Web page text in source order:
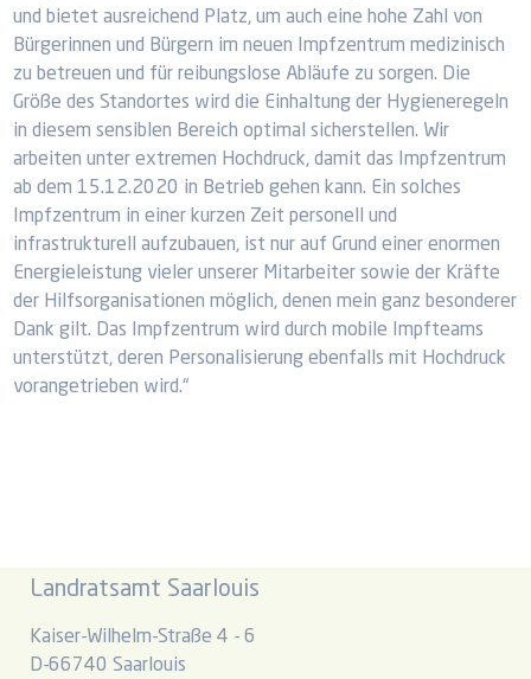
und bietet ausreichend Platz, um auch eine hohe Zahl von
Bürgerinnen und Bürgern im neuen Impfzentrum medizinisch
zu betreuen und für reibungslose Abläufe zu sorgen. Die
Größe des Standortes wird die Einhaltung der Hygieneregeln
in diesem sensiblen Bereich optimal sicherstellen. Wir
arbeiten unter extremen Hochdruck, damit das Impfzentrum
ab dem 15.12.2020 in Betrieb gehen kann. Ein solches
Impfzentrum in einer kurzen Zeit personell und
infrastrukturell aufzubauen, ist nur auf Grund einer enormen
Energieleistung vieler unserer Mitarbeiter sowie der Kräfte
der Hilfsorganisationen möglich, denen mein ganz besonderer
Dank gilt. Das Impfzentrum wird durch mobile Impfteams
unterstützt, deren Personalisierung ebenfalls mit Hochdruck
vorangetrieben wird.“
Landratsamt Saarlouis
Kaiser-Wilhelm-Straße 4 - 6
D-66740 Saarlouis